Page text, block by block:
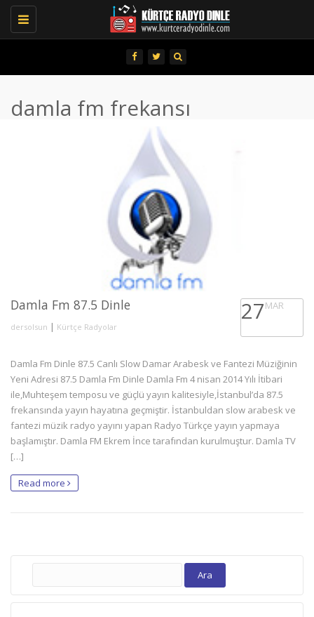
Toggle
navigation
damla fm frekansı
Damla Fm 87.5 Dinle
dersolsun | Kürtçe Radyolar
27MAR
Damla Fm Dinle 87.5 Canlı Slow Damar Arabesk ve Fantezi Müziğinin
Yeni Adresi 87.5 Damla Fm Dinle Damla Fm 4 nisan 2014 Yılı İtibari
ile,Muhteşem temposu ve güçlü yayın kalitesiyle,İstanbul’da 87.5
frekansında yayın hayatına geçmiştir. İstanbuldan slow arabesk ve
fantezi müzik radyo yayını yapan Radyo Türkçe yayın yapmaya
başlamıştır. Damla FM Ekrem İnce tarafından kurulmuştur. Damla TV
[…]
Read more
Arama: